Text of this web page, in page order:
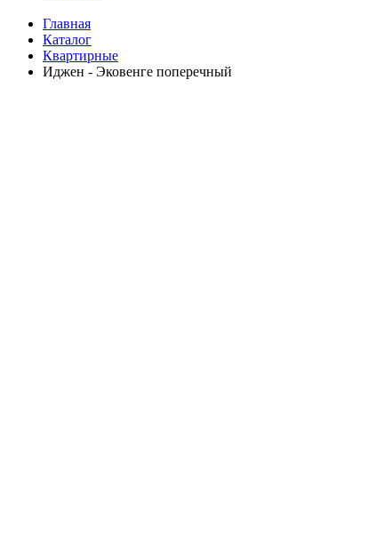
Главная
Каталог
Квартирные
Иджен - Эковенге поперечный